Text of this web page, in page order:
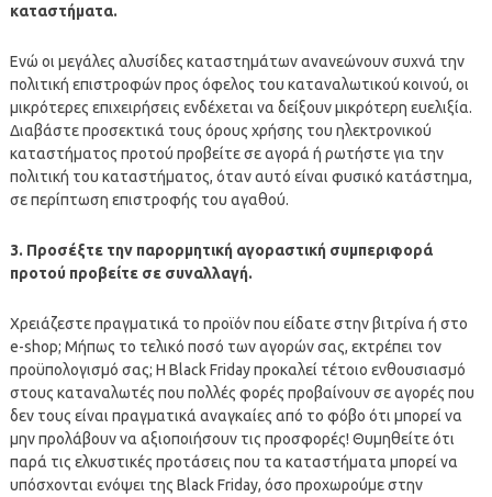
καταστήματα.
Ενώ οι μεγάλες αλυσίδες καταστημάτων ανανεώνουν συχνά την
πολιτική επιστροφών προς όφελος του καταναλωτικού κοινού, οι
μικρότερες επιχειρήσεις ενδέχεται να δείξουν μικρότερη ευελιξία.
Διαβάστε προσεκτικά τους όρους χρήσης του ηλεκτρονικού
καταστήματος προτού προβείτε σε αγορά ή ρωτήστε για την
πολιτική του καταστήματος, όταν αυτό είναι φυσικό κατάστημα,
σε περίπτωση επιστροφής του αγαθού.
3. Προσέξτε την παρορμητική αγοραστική συμπεριφορά
προτού προβείτε σε συναλλαγή.
Χρειάζεστε πραγματικά το προϊόν που είδατε στην βιτρίνα ή στο
e-shop; Μήπως το τελικό ποσό των αγορών σας, εκτρέπει τον
προϋπολογισμό σας; Η Black Friday προκαλεί τέτοιο ενθουσιασμό
στους καταναλωτές που πολλές φορές προβαίνουν σε αγορές που
δεν τους είναι πραγματικά αναγκαίες από το φόβο ότι μπορεί να
μην προλάβουν να αξιοποιήσουν τις προσφορές! Θυμηθείτε ότι
παρά τις ελκυστικές προτάσεις που τα καταστήματα μπορεί να
υπόσχονται ενόψει της Black Friday, όσο προχωρούμε στην